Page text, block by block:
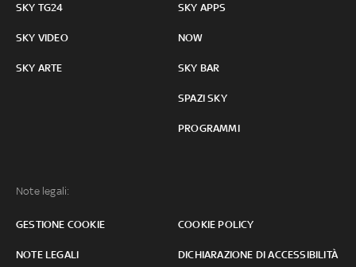
SKY TG24
SKY VIDEO
SKY ARTE
SKY APPS
NOW
SKY BAR
SPAZI SKY
PROGRAMMI
Note legali:
GESTIONE COOKIE COOKIE POLICY
NOTE LEGALI DICHIARAZIONE DI ACCESSIBILITÀ